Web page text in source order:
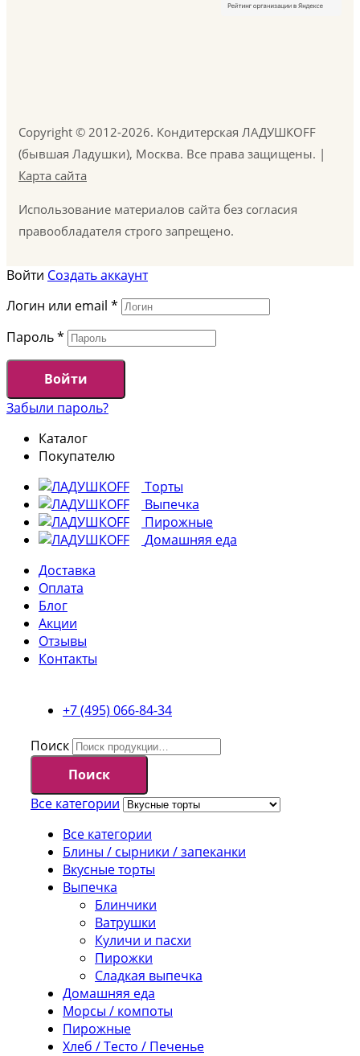
Copyright © 2012-2026. Кондитерская ЛАДУШКOFF
(бывшая Ладушки), Москва. Все права защищены. |
Карта сайта
Использование материалов сайта без согласия
правообладателя строго запрещено.
Войти Создать аккаунт
Логин или email *
Пароль*
Войти
Забыли пароль?
Каталог
Покупателю
Торты
Выпечка
Пирожные
Домашняя еда
Доставка
Оплата
Блог
Акции
Отзывы
Контакты
+7 (495) 066-84-34
Поиск
Поиск
Все категории
Все категории
Блины / сырники / запеканки
Вкусные торты
Выпечка
Блинчики
Ватрушки
Куличи и пасхи
Пирожки
Сладкая выпечка
Домашняя еда
Морсы / компоты
Пирожные
Хлеб / Тесто / Печенье